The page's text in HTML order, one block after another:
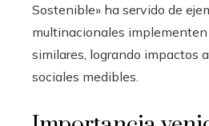
Sostenible» ha servido de
multinacionales
similares, logrando impactos
sociales medibles.